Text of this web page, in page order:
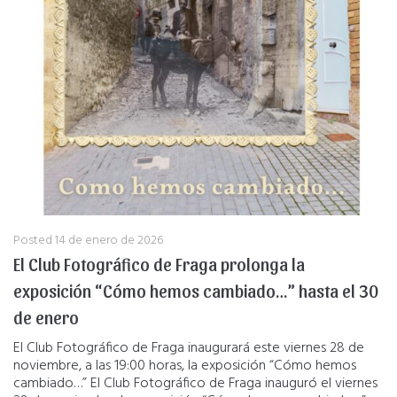
Posted14 de enero de 2026
El Club Fotográfico de Fraga prolonga la
exposición “Cómo hemos cambiado…” hasta el 30
de enero
El Club Fotográfico de Fraga inaugurará este viernes 28 de
noviembre, a las 19:00 horas, la exposición “Cómo hemos
cambiado…” El Club Fotográfico de Fraga inauguró el viernes